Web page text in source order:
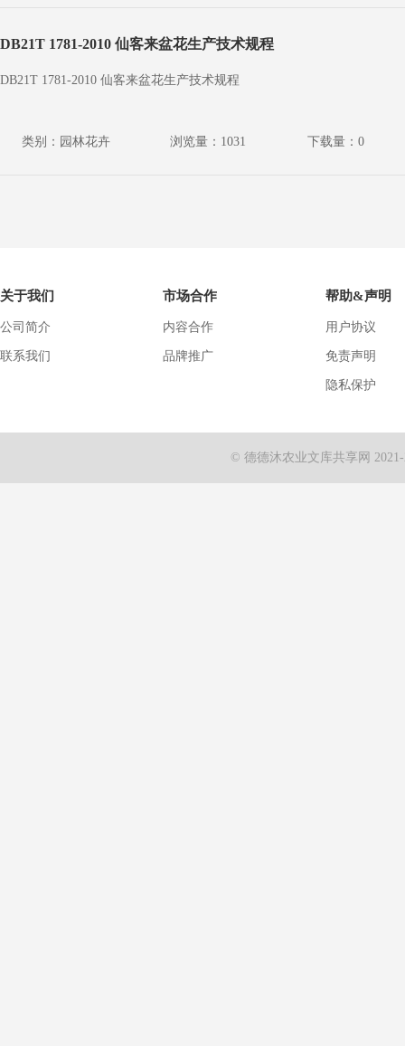
DB21T 1781-2010 仙客来盆花生产技术规程
DB21T 1781-2010 仙客来盆花生产技术规程
类别：园林花卉 浏览量：1031 下载量：0
关于我们
公司简介
联系我们
市场合作
内容合作
品牌推广
帮助&声明
用户协议
免责声明
隐私保护
© 德德沐农业文库共享网 2021-